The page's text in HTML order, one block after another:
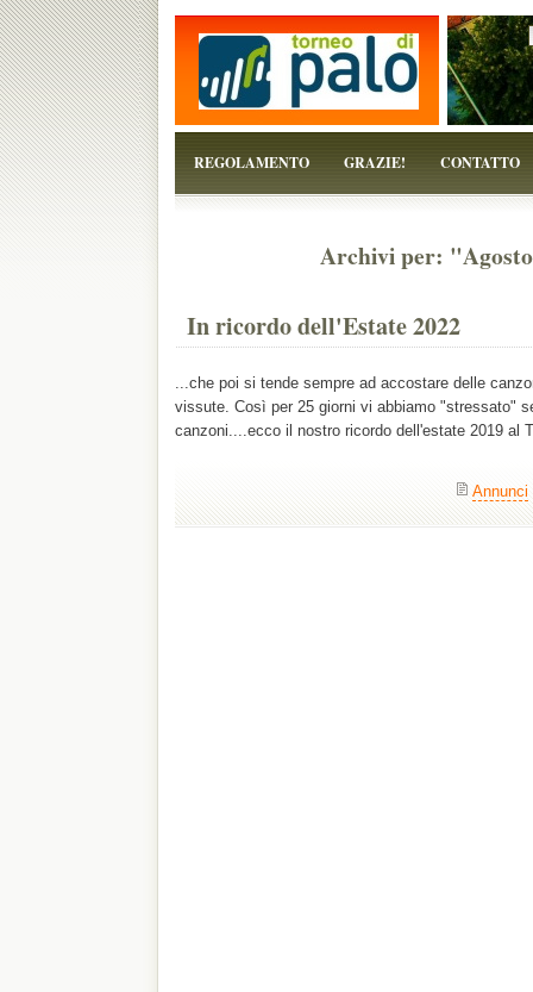
REGOLAMENTO GRAZIE! CONTATTO
Archivi per:
In ricordo dell'Estate 2022
...che poi si tende sempre ad accostare delle
vissute. Così per 25 giorni vi abbiamo "stressato"
canzoni....ecco il nostro ricordo dell'estate 2019 al
Annunci